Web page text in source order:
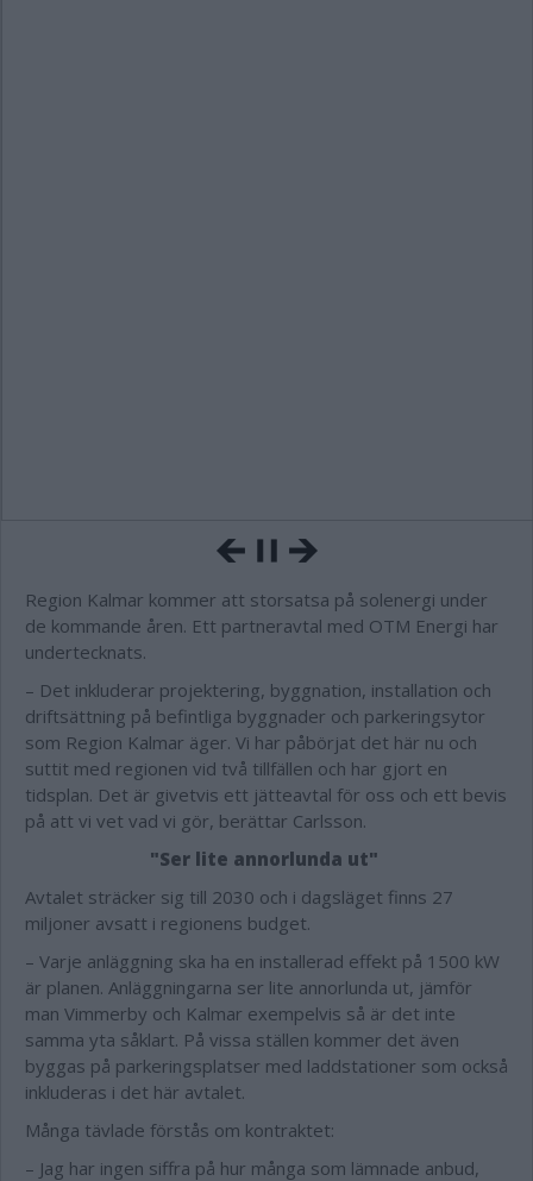
Region Kalmar kommer att storsatsa på solenergi under
de kommande åren. Ett partneravtal med OTM Energi har
undertecknats.
– Det inkluderar projektering, byggnation, installation och
driftsättning på befintliga byggnader och parkeringsytor
som Region Kalmar äger. Vi har påbörjat det här nu och
suttit med regionen vid två tillfällen och har gjort en
tidsplan. Det är givetvis ett jätteavtal för oss och ett bevis
på att vi vet vad vi gör, berättar Carlsson.
"Ser lite annorlunda ut"
Avtalet sträcker sig till 2030 och i dagsläget finns 27
miljoner avsatt i regionens budget.
– Varje anläggning ska ha en installerad effekt på 1500 kW
är planen. Anläggningarna ser lite annorlunda ut, jämför
man Vimmerby och Kalmar exempelvis så är det inte
samma yta såklart. På vissa ställen kommer det även
byggas på parkeringsplatser med laddstationer som också
inkluderas i det här avtalet.
Många tävlade förstås om kontraktet:
– Jag har ingen siffra på hur många som lämnade anbud,